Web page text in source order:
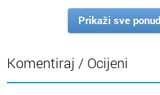
Prikaži sve
Komentiraj / Ocijeni